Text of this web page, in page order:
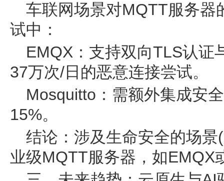
车联网场景对MQTT服务器
试中：
EMQX：支持双向TLS认证
37万次/日的恶意连接尝试。
Mosquitto：需额外集成安
15%。
结论：涉及生命安全的场
业级MQTT服务器，如EMQX